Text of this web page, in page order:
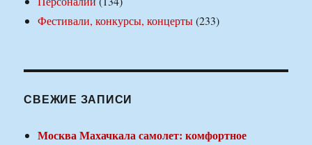
Фестивали, конкурсы, концерты(233)
СВЕЖИЕ ЗАПИСИ
Москва Махачкала самолет: комфортное